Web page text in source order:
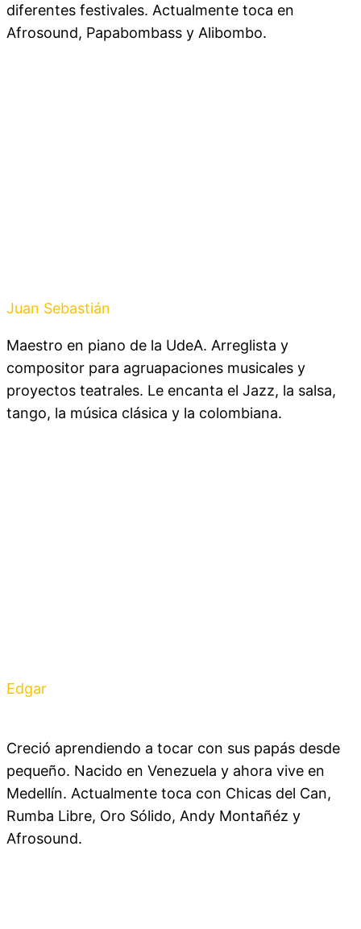
diferentes festivales. Actualmente toca en
Afrosound, Papabombass y Alibombo.
Juan Sebastián
Maestro en piano de la UdeA. Arreglista y
compositor para agruapaciones musicales y
proyectos teatrales. Le encanta el Jazz, la salsa,
tango, la música clásica y la colombiana.
Edgar
Creció aprendiendo a tocar con sus papás desde
pequeño. Nacido en Venezuela y ahora vive en
Medellín. Actualmente toca con Chicas del Can,
Rumba Libre, Oro Sólido, Andy Montañéz y
Afrosound.